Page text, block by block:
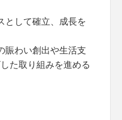
として確立、成長を
賑わい創出や生活支
た取り組みを進める